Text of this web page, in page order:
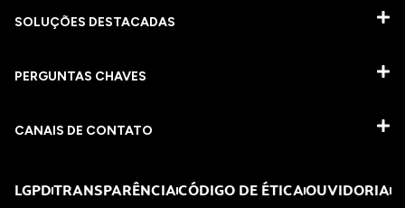
SOLUÇÕES DESTACADAS
PERGUNTAS CHAVES​
CANAIS DE CONTATO
LGPDTRANSPARÊNCIACÓDIGO DE ÉTICAOUVIDORIA